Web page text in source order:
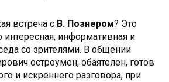
встреча с В. Познером? Это
интересная, информативная и
со зрителями. В общении
остроумен, обаятелен, готов
и искреннего разговора, при